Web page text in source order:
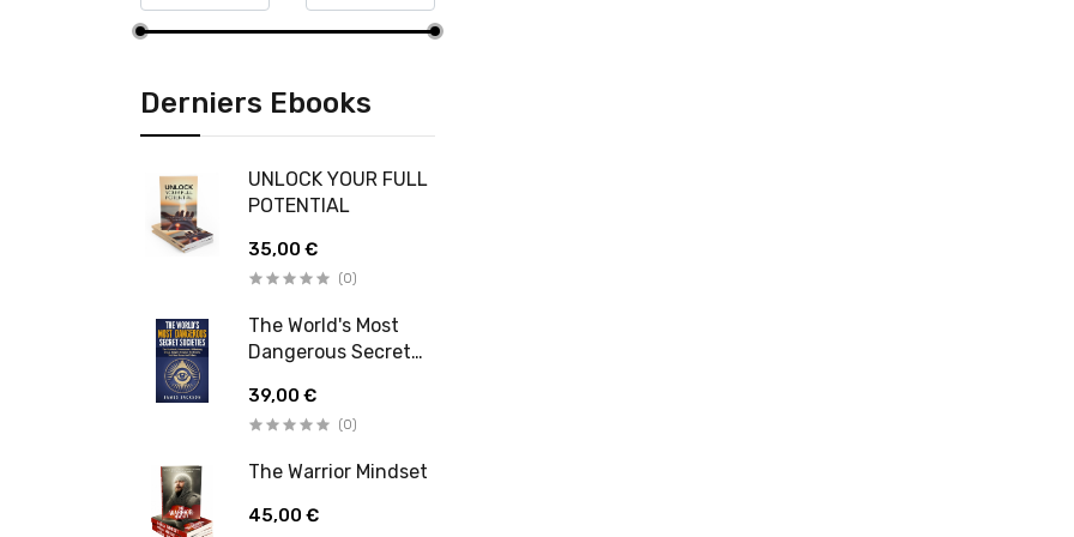
Derniers Ebooks
UNLOCK YOUR FULL
POTENTIAL
35,00 €
(0)
The World's Most
Dangerous Secret
39,00 €
(0)
The Warrior Mindset
45,00 €